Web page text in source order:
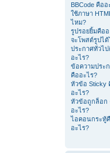
BBCode คืออ
ใช้ภาษา
ไหม?
รูปรอยยิ้มคืออ
จะโพสต์รูปไ
ประกาศทั่วไ
อะไร?
ข้อความประ
คืออะไร?
หัวข้อ Sticky
อะไร?
หัวข้อถูกล็อก
อะไร?
ไอคอนกระทู้
อะไร?